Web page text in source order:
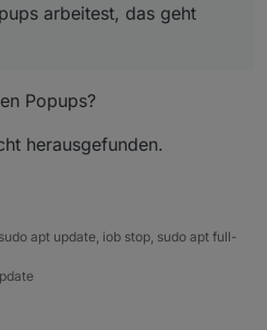
arbeitest, das geht
Popups?
herausgefunden.
apt update, iob stop, sudo apt full-